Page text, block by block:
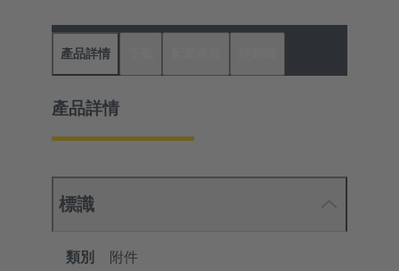
產品詳情
產品詳情
標識
類別
附件